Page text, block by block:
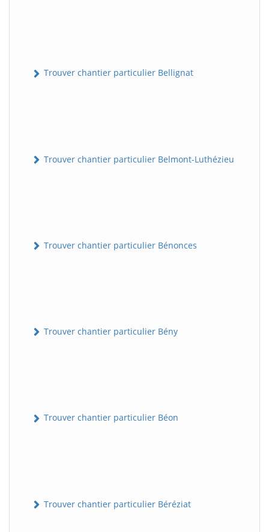
Trouver chantier particulier Bellignat
Trouver chantier particulier Belmont-Luthézieu
Trouver chantier particulier Bénonces
Trouver chantier particulier Bény
Trouver chantier particulier Béon
Trouver chantier particulier Béréziat